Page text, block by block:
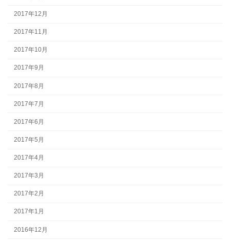
2017年12月
2017年11月
2017年10月
2017年9月
2017年8月
2017年7月
2017年6月
2017年5月
2017年4月
2017年3月
2017年2月
2017年1月
2016年12月